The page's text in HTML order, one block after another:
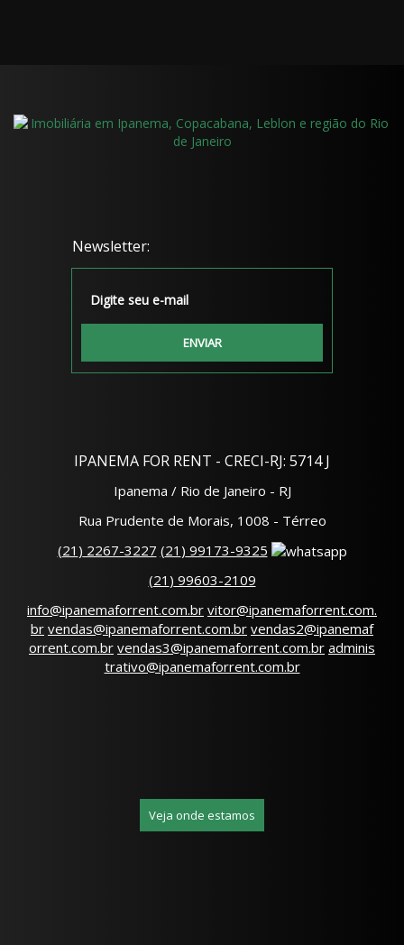
IPANEMA FOR RENT - CRECI-RJ: 5714 J
Ipanema / Rio de Janeiro - RJ
Rua Prudente de Morais, 1008 - Térreo
(21 ) 2267-3227 (21 ) 99173-9325
(21 ) 99603-2109
info@ipanemaforrent.com.br vitor@ipanemaforrent.com.
br vendas@ipanemaforrent.com.br vendas2@ipanemaf
orrent.com.br vendas3@ipanemaforrent.com.br adminis
trativo@ipanemaforrent.com.br
Veja onde estamos